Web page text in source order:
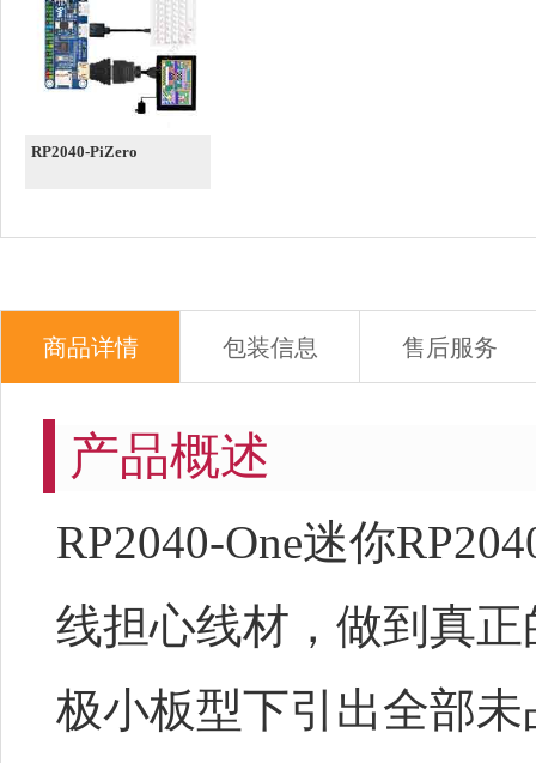
RP2040-PiZero
商品详情 包装信息 售后服务
产品概述
RP2040-One迷你
线担心线材，做到真
极小板型下引出全部